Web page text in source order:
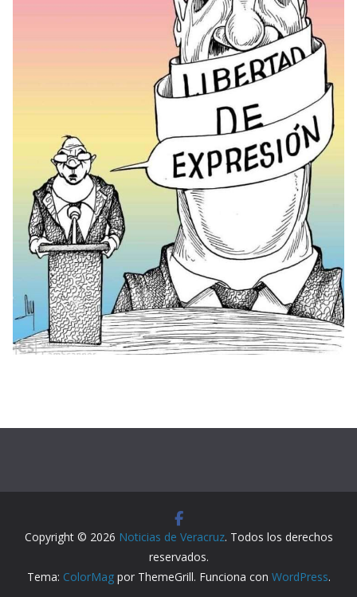
Copyright © 2026 Noticias de Veracruz. Todos los derechos
reservados.
Tema: ColorMagpor ThemeGrill. Funciona con WordPress.